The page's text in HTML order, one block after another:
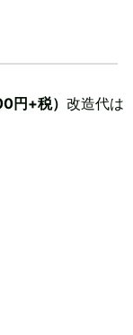
円+税） 改造代は